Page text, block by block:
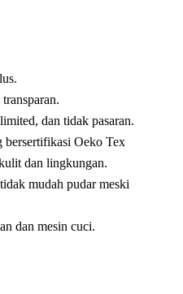
dan tidak pasaran.
bersertifikasi Oeko Tex
dan lingkungan.
mudah pudar meski
dan mesin cuci.